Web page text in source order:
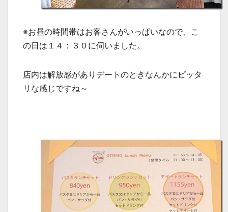
※お昼の時間帯はお客さんがいっぱいなので、こ
の日は１４：３０に伺いました。
店内は解放感がありデートのときなんかにピッタ
リな感じですね～